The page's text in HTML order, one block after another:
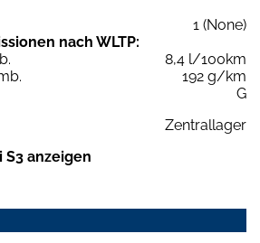
1 (None)
nach WLTP:
8,4 l/100km
192 g/km
G
Zentrallager
S3 anzeigen